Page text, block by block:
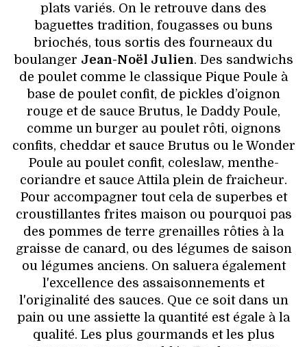
plats variés. On le retrouve dans des
baguettes tradition, fougasses ou buns
briochés, tous sortis des fourneaux du
boulanger Jean-Noël Julien. Des sandwichs
de poulet comme le classique Pique Poule à
base de poulet confit, de pickles d’oignon
rouge et de sauce Brutus, le Daddy Poule,
comme un burger au poulet rôti, oignons
confits, cheddar et sauce Brutus ou le Wonder
Poule au poulet confit, coleslaw, menthe-
coriandre et sauce Attila plein de fraicheur.
Pour accompagner tout cela de superbes et
croustillantes frites maison ou pourquoi pas
des pommes de terre grenailles rôties à la
graisse de canard, ou des légumes de saison
ou légumes anciens. On saluera également
l'excellence des assaisonnements et
l'originalité des sauces. Que ce soit dans un
pain ou une assiette la quantité est égale à la
qualité. Les plus gourmands et les plus